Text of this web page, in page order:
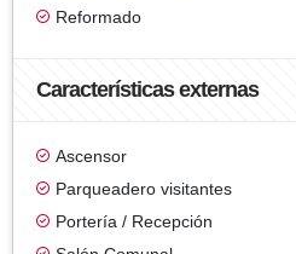
Reformado
Características externas
Ascensor
Parqueadero visitantes
Portería / Recepción